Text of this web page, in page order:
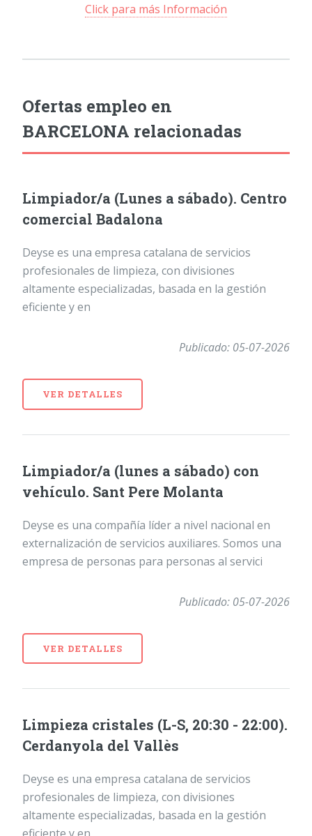
Click para más Información
Ofertas empleo en
BARCELONA relacionadas
Limpiador/a (Lunes a sábado). Centro
comercial Badalona
Deyse es una empresa catalana de servicios
profesionales de limpieza, con divisiones
altamente especializadas, basada en la gestión
eficiente y en
Publicado: 05-07-2026
VER DETALLES
Limpiador/a (lunes a sábado) con
vehículo. Sant Pere Molanta
Deyse es una compañía líder a nivel nacional en
externalización de servicios auxiliares. Somos una
empresa de personas para personas al servici
Publicado: 05-07-2026
VER DETALLES
Limpieza cristales (L-S, 20:30 - 22:00).
Cerdanyola del Vallès
Deyse es una empresa catalana de servicios
profesionales de limpieza, con divisiones
altamente especializadas, basada en la gestión